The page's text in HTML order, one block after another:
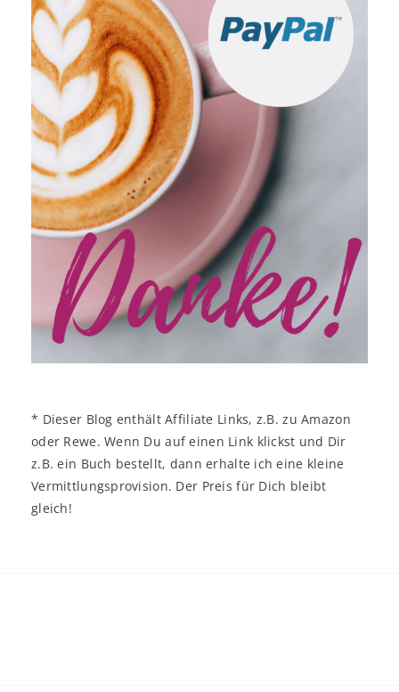
* Dieser Blog enthält Affiliate Links, z.B. zu Amazon
oder Rewe. Wenn Du auf einen Link klickst und Dir
z.B. ein Buch bestellt, dann erhalte ich eine kleine
Vermittlungsprovision. Der Preis für Dich bleibt
gleich!